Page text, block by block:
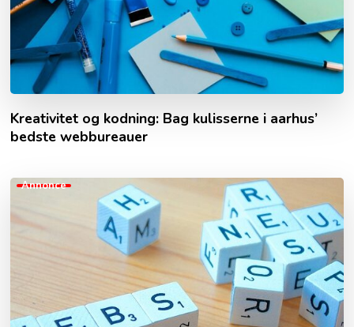
Kreativitet og kodning: Bag kulisserne i aarhus’
bedste webbureauer
Annonce